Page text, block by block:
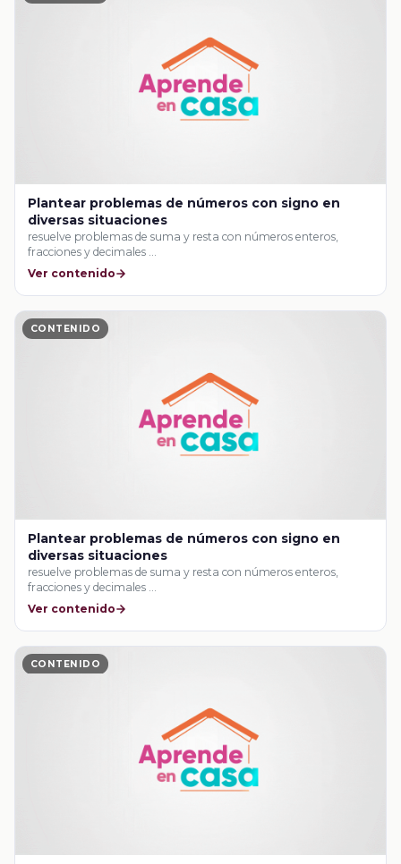
Plantear problemas de números con signo en
diversas situaciones
resuelve problemas de suma y resta con números enteros,
fracciones y decimales …
Ver contenido
CONTENIDO
Plantear problemas de números con signo en
diversas situaciones
resuelve problemas de suma y resta con números enteros,
fracciones y decimales …
Ver contenido
CONTENIDO